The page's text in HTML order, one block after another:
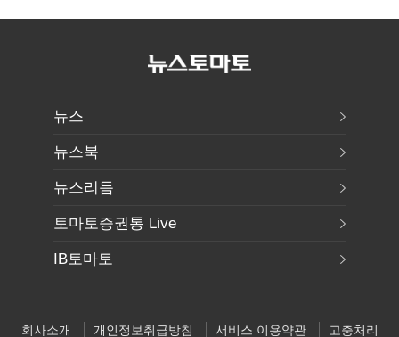
전쟁' 기대
5거래일째 상승
18에 취약
뉴스
뉴스북
뉴스리듬
토마토증권통 Live
IB토마토
회사소개 개인정보취급방침 서비스 이용약관 고충처리